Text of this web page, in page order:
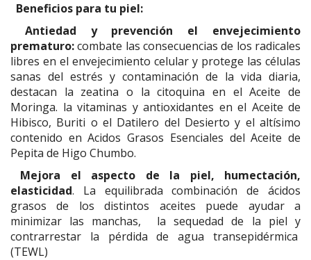
Beneficios para tu piel:
Antiedad y prevención el envejecimiento
prematuro:combate las consecuencias de los radicales
libres en el envejecimiento celular y protege las células
sanas del estrés y contaminación de la vida diaria,
destacan la zeatina o la citoquina en el Aceite de
Moringa. la vitaminas y antioxidantes en el Aceite de
Hibisco, Buriti o el Datilero del Desierto y el altísimo
contenido en Acidos Grasos Esenciales del Aceite de
Pepita de Higo Chumbo.
Mejora el aspecto de la piel, humectación,
elasticidad. La equilibrada combinación de ácidos
grasos de los distintos aceites puede ayudar a
minimizar las manchas, la sequedad de la piel y
contrarrestar la pérdida de agua transepidérmica
(TEWL)